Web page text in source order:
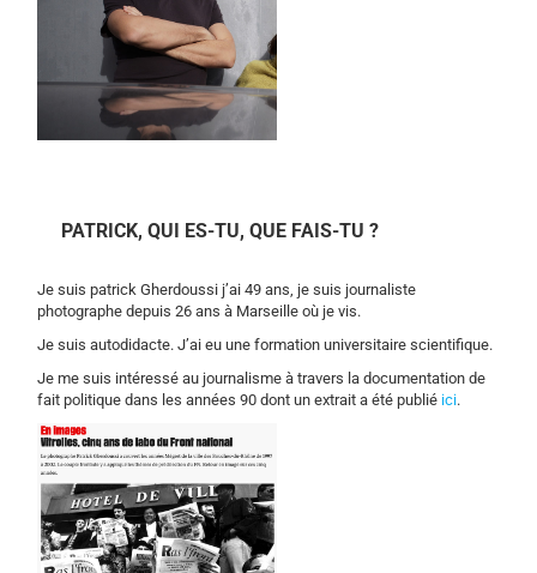
PATRICK, QUI ES-TU, QUE FAIS-TU ?
Je suis patrick Gherdoussi j’ai 49 ans, je suis journaliste
photographe depuis 26 ans à Marseille où je vis.
Je suis autodidacte. J’ai eu une formation universitaire scientifique.
Je me suis intéressé au journalisme à travers la documentation de
fait politique dans les années 90 dont un extrait a été publié ici.